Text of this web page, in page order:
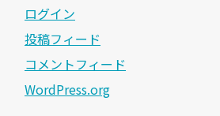
ログイン
投稿フィード
コメントフィード
WordPress.org